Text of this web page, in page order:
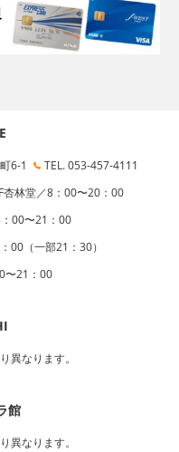
6-1
TEL. 053-457-4111
杏林堂／8：00〜20：00
00〜21：00
00（一部21：30）
〜21：00
異なります。
館
異なります。